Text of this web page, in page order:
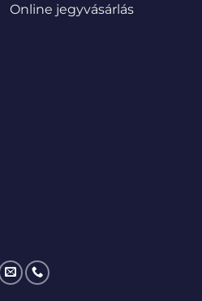
Online jegyvásárlás